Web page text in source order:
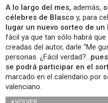
A lo largo del mes, además,
célebres de Blasco y, para
lugar un nuevo sorteo de
fácil ya que tan sólo habrá
creadas del autor, darle “Me
personas. ¿Fácil verdad?…
se podrá participar en el
marcado en el calendario por
valenciano.